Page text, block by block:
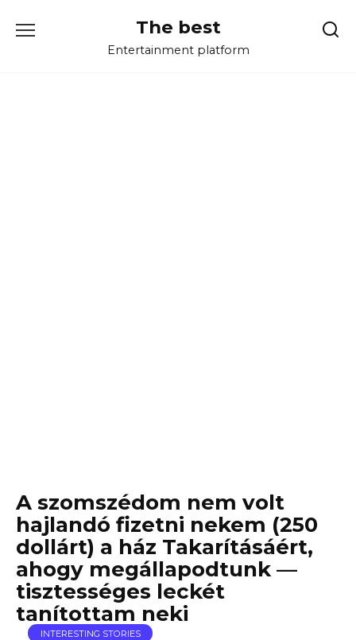
The best
Entertainment platform
A szomszédom nem volt
hajlandó fizetni nekem (250
dollárt) a ház Takarításáért,
ahogy megállapodtunk —
tisztességes leckét
tanítottam neki
INTERESTING STORIES